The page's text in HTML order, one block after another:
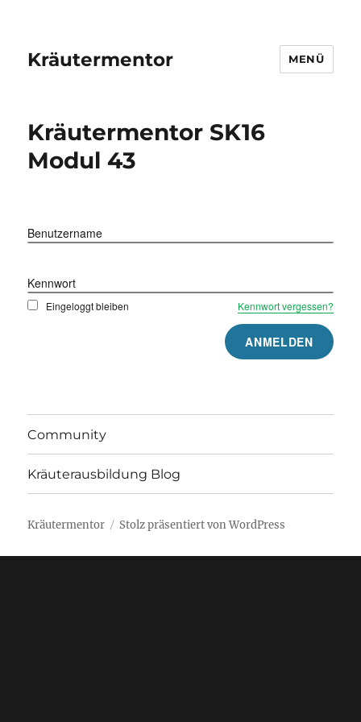
Kräutermentor MENÜ
Kräutermentor SK16
Modul 43
Benutzername
Kennwort
Eingeloggt bleiben Kennwort vergessen?
Community
Kräuterausbildung Blog
Kräutermentor Stolz präsentiert von WordPress